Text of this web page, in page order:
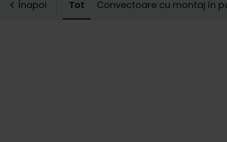
gama noastră de
Înapoi Tot Convectoare cu montaj în